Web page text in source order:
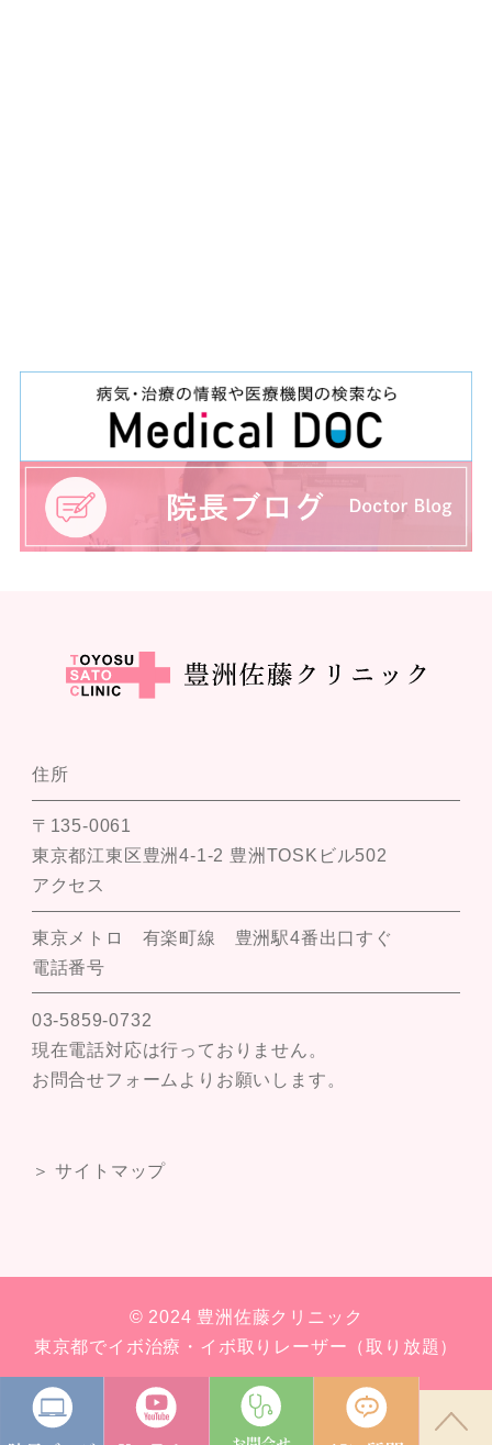
住所
〒135-0061
東京都江東区豊洲4-1-2 豊洲TOSKビル502
アクセス
東京メトロ 有楽町線 豊洲駅4番出口すぐ
電話番号
03-5859-0732
現在電話対応は行っておりません。
お問合せフォームよりお願いします。
＞ サイトマップ
© 2024 豊洲佐藤クリニック
東京都でイボ治療・イボ取りレーザー（取り放題）